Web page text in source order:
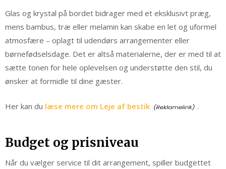
Glas og krystal på bordet bidrager med et eksklusivt præg,
mens bambus, træ eller melamin kan skabe en let og uformel
atmosfære – oplagt til udendørs arrangementer eller
børnefødselsdage. Det er altså materialerne, der er med til at
sætte tonen for hele oplevelsen og understøtte den stil, du
ønsker at formidle til dine gæster.
Her kan du læse mere om Leje af bestik .
Budget og prisniveau
Når du vælger service til dit arrangement, spiller budgettet